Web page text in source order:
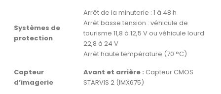
Systèmes de
protection
Arrêt de la minuterie : 1 à 48 h
Arrêt basse tension : véhicule de
tourisme 11,8 à 12,5 V ou véhicule lourd
22,8 à 24 V
Arrêt haute température (70 °C)
Capteur
d’imagerie
Avant et arrière : Capteur CMOS
STARVIS 2 (IMX675)